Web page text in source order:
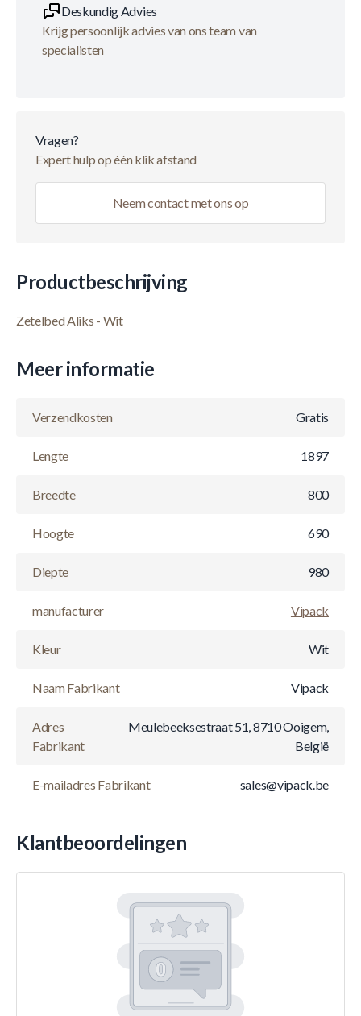
Deskundig Advies
Krijg persoonlijk advies van ons team van
specialisten
Vragen?
Expert hulp op één klik afstand
Neem contact met ons op
Productbeschrijving
Zetelbed Aliks - Wit
Meer informatie
Verzendkosten Gratis
Lengte 1897
Breedte 800
Hoogte 690
Diepte 980
manufacturer Vipack
Kleur Wit
Naam Fabrikant Vipack
Adres
Fabrikant
Meulebeeksestraat 51, 8710 Ooigem,
België
E-mailadres Fabrikant sales@vipack.be
Klantbeoordelingen